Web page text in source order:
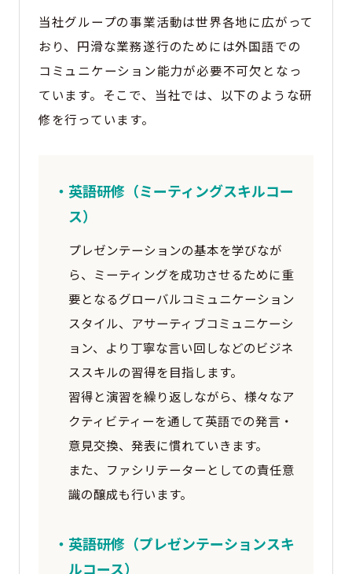
当社グループの事業活動は世界各地に広がって
おり、円滑な業務遂行のためには外国語での
コミュニケーション能力が必要不可欠となっ
ています。そこで、当社では、以下のような研
修を行っています。
・英語研修（ミーティングスキルコー
ス）
プレゼンテーションの基本を学びなが
ら、ミーティングを成功させるために重
要となるグローバルコミュニケーション
スタイル、アサーティブコミュニケーシ
ョン、より丁寧な言い回しなどのビジネ
ススキルの習得を目指します。
習得と演習を繰り返しながら、様々なア
クティビティーを通して英語での発言・
意見交換、発表に慣れていきます。
また、ファシリテーターとしての責任意
識の醸成も行います。
・英語研修（プレゼンテーションスキ
ルコース）